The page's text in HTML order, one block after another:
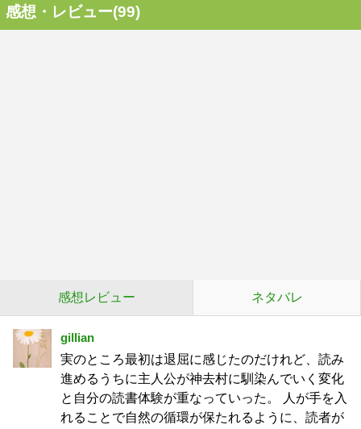
感想・レビュー(99)
感想レビュー ネタバレ
gillian
実のところ最初は退屈に感じたのだけれど、読み
進めるうちに主人公が神去村に馴染んでいく変化
と自分の読書体験が重なっていった。 人が手を入
れることで自然の循環が保たれるように、読者が